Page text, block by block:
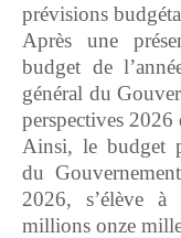
prévisions
Après une
budget de
général du
perspectives
Ainsi, le budget
du
2026, s’élève
millions onze